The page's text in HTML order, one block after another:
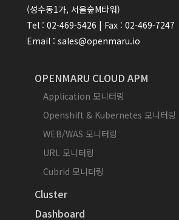
(성수동1가, 서울숲M타워)
Tel : 02-469-5426 | Fax : 02-469-7247
Email : sales@openmaru.io
OPENMARU CLOUD APM
Application 모니터링
Openshift & Kubernetes 모니터링
WEB/WAS 모니터링
URL 모니터링
Cubrid 모니터링
Cluster
Dashboard